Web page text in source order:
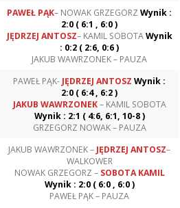
PAWEŁ PĄK– NOWAK GRZEGORZ Wynik :
2:0 ( 6:1 , 6:0 )
JĘDRZEJ ANTOSZ– KAMIL SOBOTAWynik
: 0:2 ( 2:6, 0:6 )
JAKUB WAWRZONEK – PAUZA
PAWEŁ PĄK- JĘDRZEJ ANTOSZ Wynik :
2:0 ( 6:4 , 6:2 )
JAKUB WAWRZONEK– KAMIL SOBOTA
Wynik : 2:1 ( 4:6, 6:1, 10-8 )
GRZEGORZ NOWAK – PAUZA
JAKUB WAWRZONEK – JĘDRZEJ ANTOSZ–
WALKOWER
NOWAK GRZEGORZ – SOBOTA KAMIL
Wynik : 2:0 ( 6:0 , 6:0 )
PAWEŁ PĄK – PAUZA